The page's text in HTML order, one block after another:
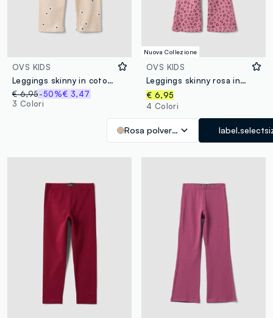
OVS KIDS
Leggings skinny in cotone elasticizzato beige da bambina con fiori
€ 6,95-50%€ 3,47
3 Colori
Nuova Collezione
OVS KIDS
Leggings skinny rosa in cotone organico con stampa di cuori per bambina
€ 6,95
4 Colori
Rosa polveroso